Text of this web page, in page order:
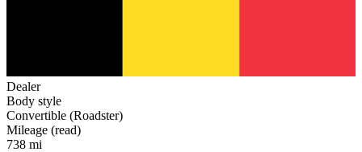
Dealer
Body style
Convertible (Roadster)
Mileage (read)
738 mi